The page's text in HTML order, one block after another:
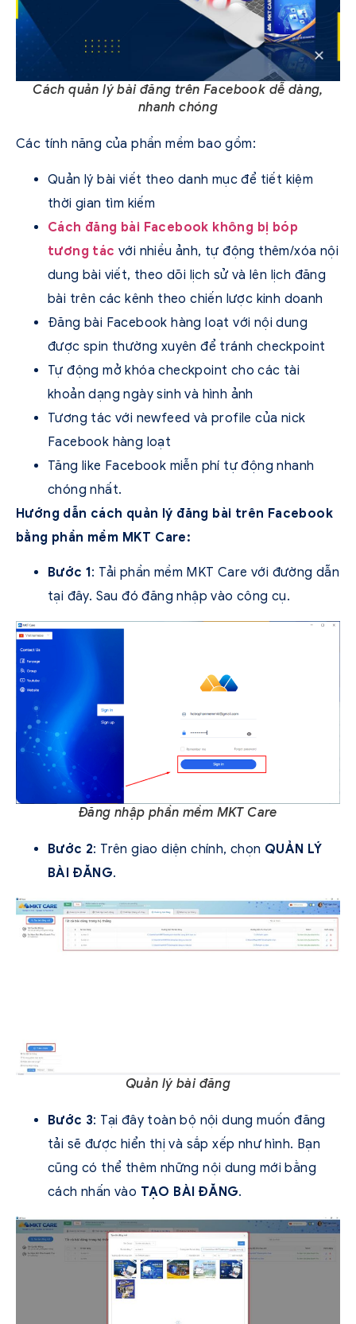
Cách quản lý bài đăng trên Facebook dễ dàng,
nhanh chóng
Các tính năng của phần mềm bao gồm:
Quản lý bài viết theo danh mục để tiết kiệm
thời gian tìm kiếm
Cách đăng bài Facebook không bị bóp
tương tác với nhiều ảnh, tự động thêm/xóa nội
dung bài viết, theo dõi lịch sử và lên lịch đăng
bài trên các kênh theo chiến lược kinh doanh
Đăng bài Facebook hàng loạt với nội dung
được spin thường xuyên để tránh checkpoint
Tự động mở khóa checkpoint cho các tài
khoản dạng ngày sinh và hình ảnh
Tương tác với newfeed và profile của nick
Facebook hàng loạt
Tăng like Facebook miễn phí tự động nhanh
chóng nhất.
Hướng dẫn cách quản lý đăng bài trên Facebook
bằng phần mềm MKT Care:
Bước 1: Tải phần mềm MKT Care với đường dẫn
tại đây. Sau đó đăng nhập vào công cụ.
Đăng nhập phần mềm MKT Care
Bước 2: Trên giao diện chính, chọn QUẢN LÝ
BÀI ĐĂNG.
Quản lý bài đăng
Bước 3: Tại đây toàn bộ nội dung muốn đăng
tải sẽ được hiển thị và sắp xếp như hình. Bạn
cũng có thể thêm những nội dung mới bằng
cách nhấn vào TẠO BÀI ĐĂNG.